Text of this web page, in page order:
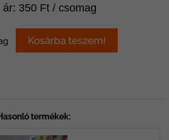
ár: 350 Ft / csomag
termékek: